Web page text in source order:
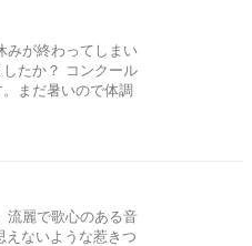
みが終わってしまい
たか？ コンクール
まだ暑いので体調
流麗で歌心のある音
えないような惹きつ